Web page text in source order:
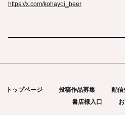
https://x.com/kohayoi_beer
トップページ 投稿作品募集 配信
書店様入口